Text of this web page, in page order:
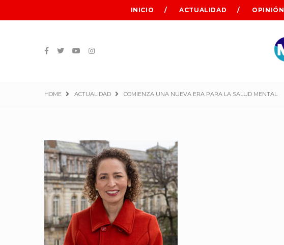
INICIO ACTUALIDAD OPINIÓN
HOME ACTUALIDAD COMIENZA UNA NUEVA ERA PARA LA SALUD MENTAL